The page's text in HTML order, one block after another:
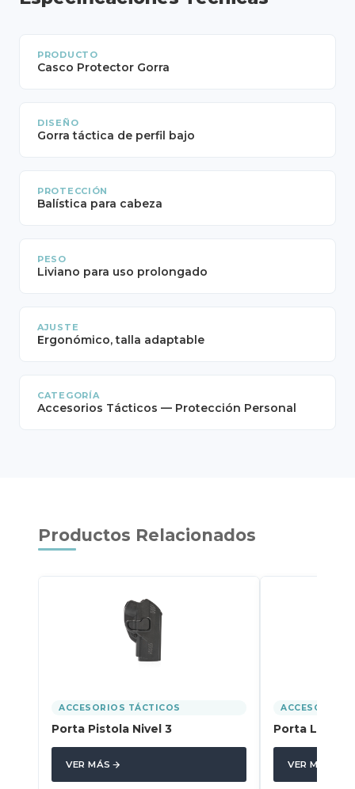
PRODUCTO
Casco Protector Gorra
DISEÑO
Gorra táctica de perfil bajo
PROTECCIÓN
Balística para cabeza
PESO
Liviano para uso prolongado
AJUSTE
Ergonómico, talla adaptable
CATEGORÍA
Accesorios Tácticos — Protección Personal
Productos Relacionados
ACCESORIOS TÁCTICOS
Porta Pistola Nivel 3
VER MÁS
ACCESORIOS
Porta
VER MÁS